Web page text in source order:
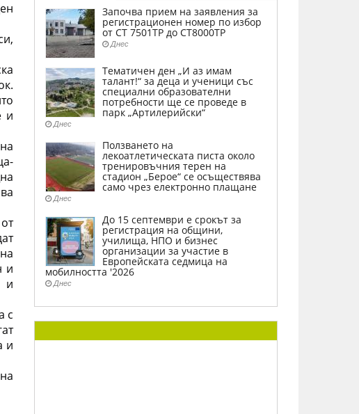
и
и
и
с
и
Започва прием на заявления за
регистрационен номер по избор
от СТ 7501ТР до СТ8000ТР
Днес
Тематичен ден „И аз имам
талант!“ за деца и ученици със
специални образователни
потребности ще се проведе в
парк „Артилерийски“
Днес
Ползването на
лекоатлетическата писта около
тренировъчния терен на
стадион „Берое“ се осъществява
само чрез електронно плащане
Днес
До 15 септември е срокът за
регистрация на общини,
училища, НПО и бизнес
организации за участие в
Европейската седмица на
мобилността '2026
Днес